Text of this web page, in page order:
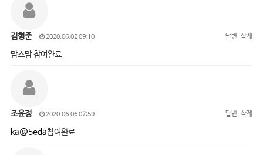
김형준 2020.06.02 09:10 답변 삭제
맘스맘 참여완료
조윤정 2020.06.06 07:59 답변 삭제
ka@5eda참여완료